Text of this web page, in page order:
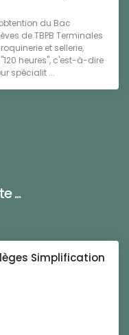
du Bac
de TBPB Terminales
et sellerie,
heures", c'est-à-dire
spécialit ...
...
Simplification